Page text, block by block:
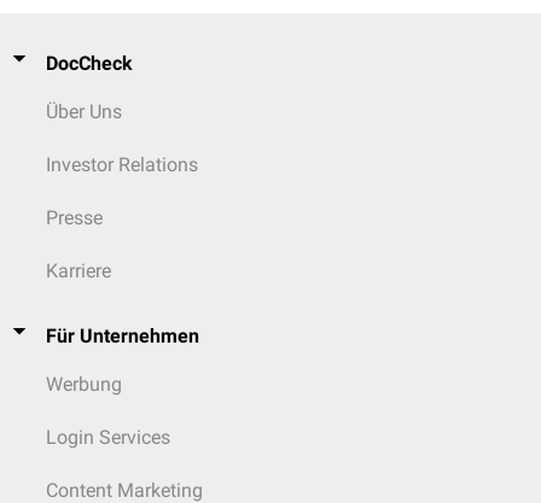
DocCheck
Über Uns
Investor Relations
Presse
Karriere
Für Unternehmen
Werbung
Login Services
Content Marketing